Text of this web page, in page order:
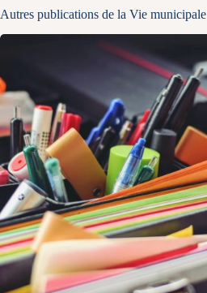
Autres publications de la Vie municipale